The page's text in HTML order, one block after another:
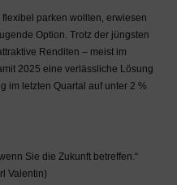
parken wollten, erwiesen
Option. Trotz der jüngsten
Renditen – meist im
2025 eine verlässliche Lösung
im letzten Quartal auf unter 2 %
Sie die Zukunft betreffen.“
Valentin)